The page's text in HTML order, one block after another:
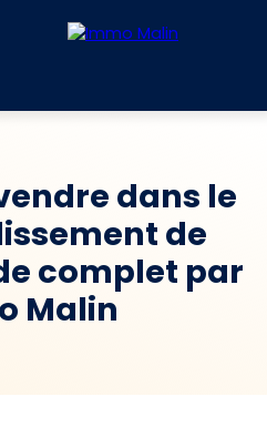
Guide & Blog
mon
dans le
de
complet par
Malin